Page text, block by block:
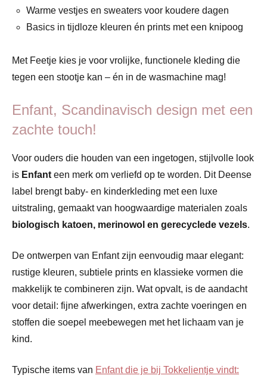
Warme vestjes en sweaters voor koudere dagen
Basics in tijdloze kleuren én prints met een knipoog
Met Feetje kies je voor vrolijke, functionele kleding die
tegen een stootje kan – én in de wasmachine mag!
Enfant, Scandinavisch design met een
zachte touch!
Voor ouders die houden van een ingetogen, stijlvolle look
is Enfant een merk om verliefd op te worden. Dit Deense
label brengt baby- en kinderkleding met een luxe
uitstraling, gemaakt van hoogwaardige materialen zoals
biologisch katoen, merinowol en gerecyclede vezels.
De ontwerpen van Enfant zijn eenvoudig maar elegant:
rustige kleuren, subtiele prints en klassieke vormen die
makkelijk te combineren zijn. Wat opvalt, is de aandacht
voor detail: fijne afwerkingen, extra zachte voeringen en
stoffen die soepel meebewegen met het lichaam van je
kind.
Typische items van Enfant die je bij Tokkelientje vindt: